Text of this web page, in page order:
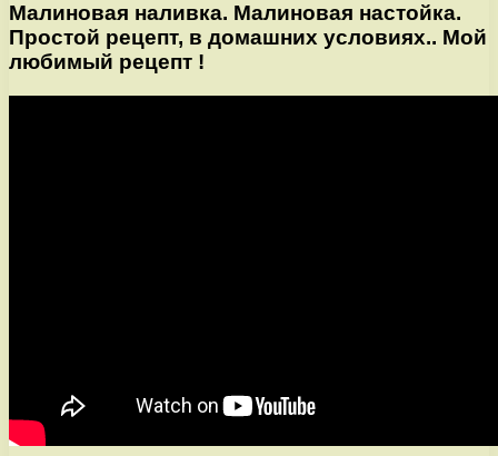
Малиновая наливка. Малиновая настойка.
Простой рецепт, в домашних условиях.. Мой
любимый рецепт !